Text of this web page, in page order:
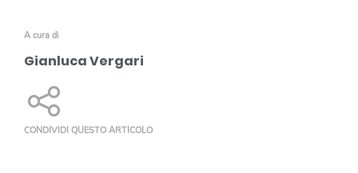
A cura di
Gianluca Vergari
CONDIVIDI QUESTO ARTICOLO